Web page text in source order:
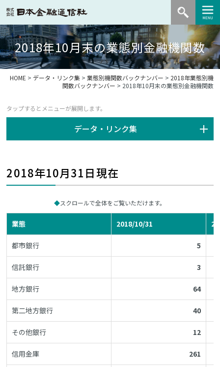
2018年10月末の業態別金融機関数
HOME > データ・リンク集 > 業態別機関数バックナンバー > 2018年業態別機
関数バックナンバー > 2018年10月末の業態別金融機関数
データ・リンク集
2018年10月31日現在
スクロールで全体をご覧いただけます。
業態 2018/10/31
都市銀行 5
信託銀行 3
地方銀行 64
第二地方銀行 40
その他銀行 12
信用金庫 261